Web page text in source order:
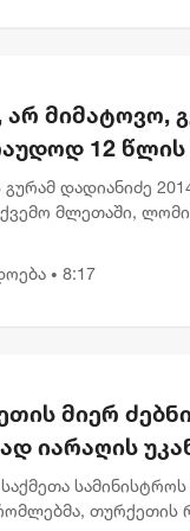
არ მიმატოვო,
12 წლის
გურამ დადიანიძე
მლეთაში,
• 8:17
მიერ
იარაღის
ედებათ
საქმეთა
თურქეთის